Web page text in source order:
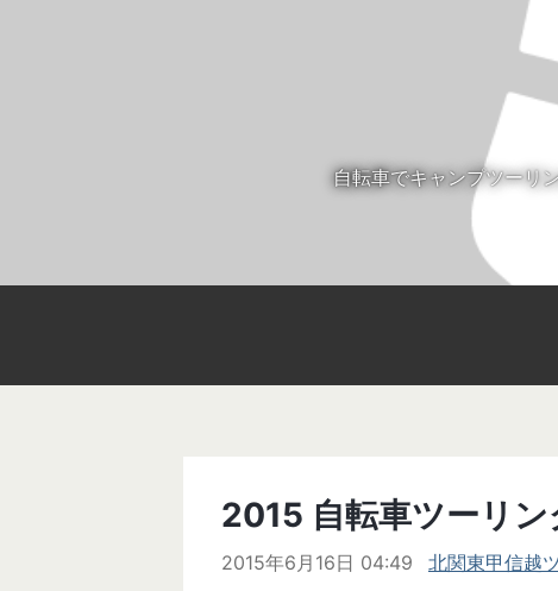
自転車でキャンプツーリ
2015 自転車ツーリン
2015年6月16日 04:49 北関東甲信越